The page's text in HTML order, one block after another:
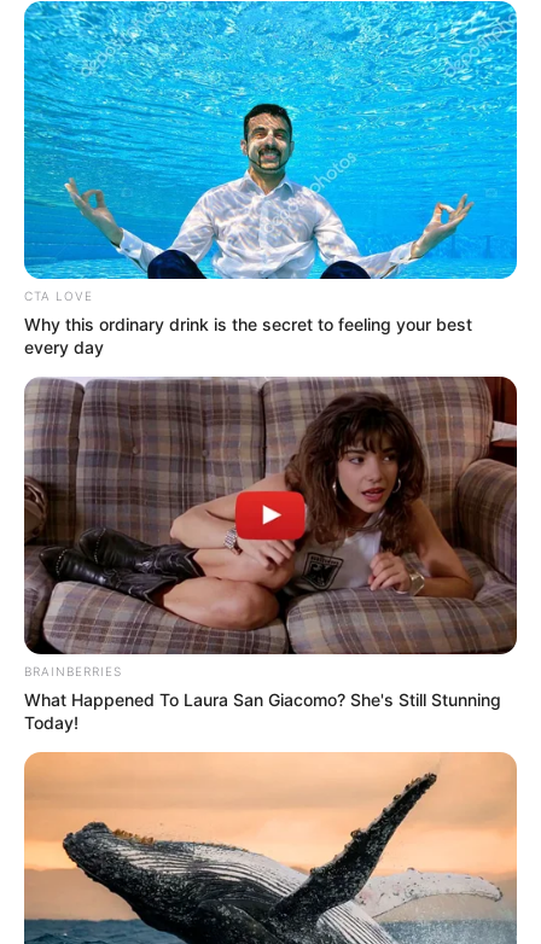
αρπάξουν όσο το δυνατόν περισσότερα από τον ελληνικό
λαό.. Ένας πολύ σκληρός χειμώνας προβλέπεται για την
ηλεκτροδότηση...
ΟΙΚΟΝΟΜΙΑ ΠΟΛΙΤΙΚΗ ΡΟΗ ΤΩΝ ΑΡΘΡΩΝ
Powerpass και φορολογία στα
υπερκέρδη των παραγωγών ενέργειας:
Πώς η κυβέρνηση κορόιδεψε διπλά τους
πολίτες
Powerpass και φορολογία στα υπερκέρδη των παραγωγών
ενέργειας: Πώς η κυβέρνηση κορόιδεψε διπλά τους
πολίτες… Γελάει και το παρδαλό κατσίκι με το γεγονός ότι
τα...
ΚΟΙΝΩΝΙΚΑ ΔΙΚΤΥΑ
FACEBOOK
CTA LOVE
Why this ordinary drink is the secret to feeling your best
every day
BRAINBERRIES
What Happened To Laura San Giacomo? She's Still Stunning
Today!